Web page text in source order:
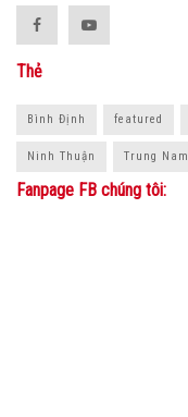
Thẻ
Bình Định featured
Ninh Thuận Trung Nam
Fanpage FB chúng tôi: